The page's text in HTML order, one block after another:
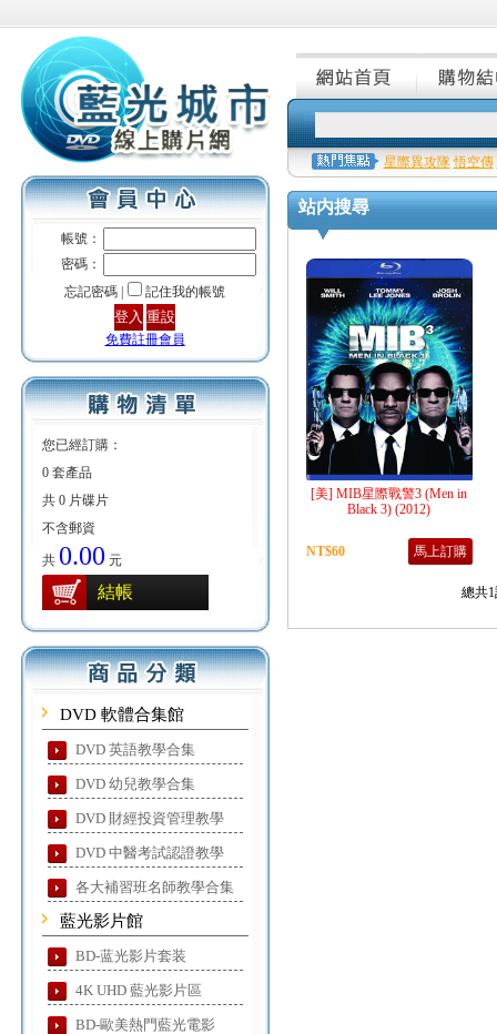
帳號：
密碼：
忘記密碼 |
記住我的帳號
免費註冊會員
您已經訂購：
0 套產品
共 0 片碟片
不含郵資
共 0.00 元
結帳
DVD 軟體合集館
DVD 英語教學合集
DVD 幼兒教學合集
DVD 財經投資管理教學
DVD 中醫考試認證教學
各大補習班名師教學合集
藍光影片館
BD-蓝光影片套装
4K UHD 藍光影片區
BD-歐美熱門藍光電影
星際異攻隊 悟空傳
站内搜尋
[美] MIB星際戰警3 (Men in
Black 3) (2012)
NT$60 馬上訂購
總共